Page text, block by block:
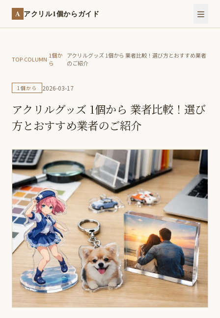
A アクリル1個からガイド
TOP›COLUMN›1個か
ら
›アクリルグッズ 1個から 業者比較！選び方とおすすめ業者
のご紹介
1個から 2026-03-17
アクリルグッズ 1個から 業者比較！選び
方とおすすめ業者のご紹介